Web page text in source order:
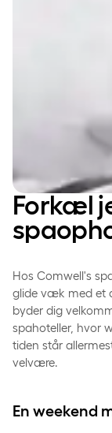
Forkæl
Hos Comwell's
glide væk med et
byder dig
spahoteller, hvor
tiden står
velvære.
En weekend